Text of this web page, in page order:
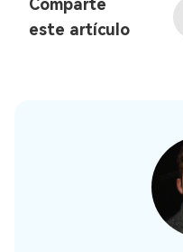
Comparte
este artículo